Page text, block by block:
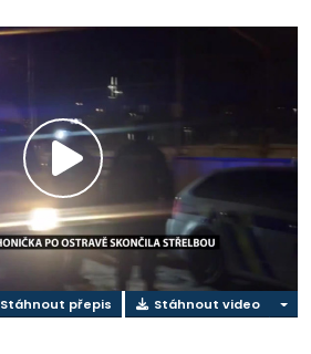
Přehrát
video
Stáhnout přepis Stáhnout video